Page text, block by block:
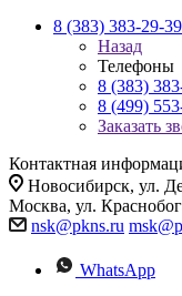
8 (383) 383-29-39
Назад
Телефоны
8 (383)
8 (499)
Заказать
Контактная
Новосибирск, ул.
Москва, ул.
nsk@pkns.ru
WhatsApp